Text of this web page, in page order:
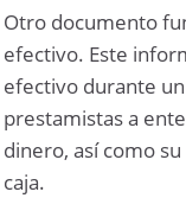
Otro documento
efectivo. Este
efectivo durante
prestamistas a
dinero, así como
caja.